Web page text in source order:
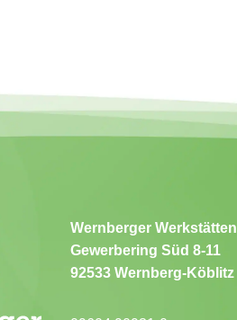
Wernberger Werkstätten
Gewerbering Süd 8-11
92533 Wernberg-Köblitz